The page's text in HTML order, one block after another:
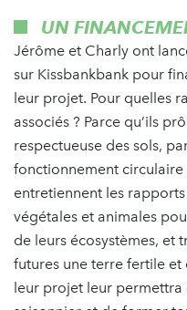
UN
Jérôme et Charly ont
sur Kissbankbank pour
leur projet. Pour quelles
associés ? Parce qu’ils
respectueuse des sols,
fonctionnement circulaire
entretiennent les
végétales et animales
de leurs écosystèmes, et
futures une terre fertile
leur projet leur